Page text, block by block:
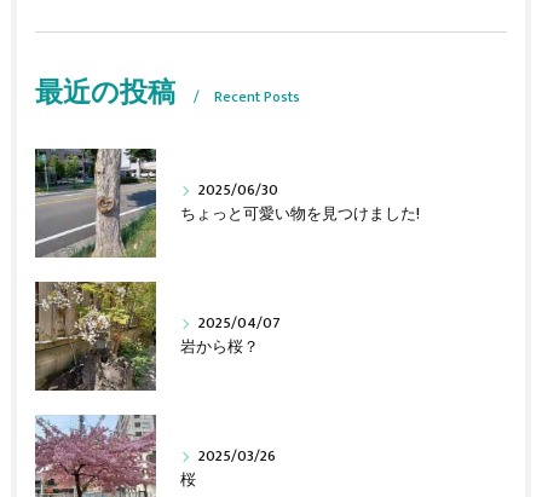
最近の投稿 Recent Posts
2025/06/30
ちょっと可愛い物を見つけました!
2025/04/07
岩から桜？
2025/03/26
桜